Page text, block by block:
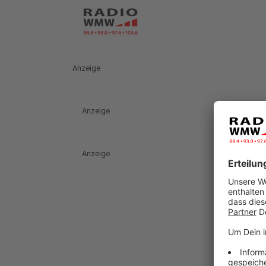
Anzeige
Anzeige
Anzeige